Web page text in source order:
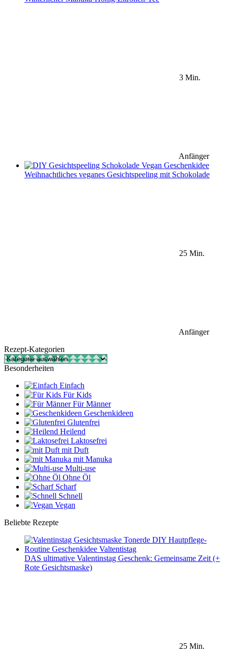
3 Min.
Anfänger
Weihnachtliches veganes Gesichtspeeling mit Schokolade
25 Min.
Anfänger
Rezept-Kategorien
Rezept-
Kategorien
Besonderheiten
Einfach
Für Kids
Für Männer
Geschenkideen
Glutenfrei
Heilend
Laktosefrei
mit Duft
mit Manuka
Multi-use
Ohne Öl
Scharf
Schnell
Vegan
Beliebte Rezepte
DAS ultimative Valentinstag Geschenk: Gemeinsame Zeit (+
Rote Gesichtsmaske)
25 Min.